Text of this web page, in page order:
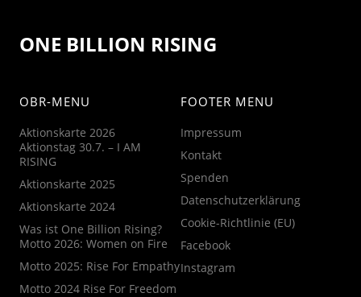
ONE BILLION RISING
OBR-MENU
Aktionskarte 2026
Aktionstag 30.7. – I AM
RISING
Aktionskarte 2025
Aktionskarte 2024
Was ist One Billion Rising?
Motto 2026: Women on Fire
Motto 2025: Rise For Empathy
Motto 2024 Rise For Freedom
FOOTER MENU
Impressum
Kontakt
Spenden
Datenschutzerklärung
Cookie-Richtlinie (EU)
Facebook
Instagram